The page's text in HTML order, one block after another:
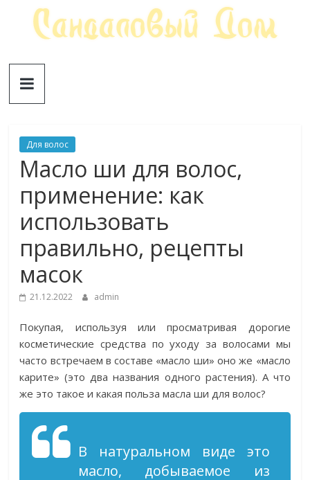
Сандаловый
Для волос
Масло ши для волос,
применение: как
использовать
правильно, рецепты
масок
21.12.2022 admin
Покупая, используя или просматривая дорогие
косметические средства по уходу за волосами мы
часто встречаем в составе «масло ши» оно же «масло
карите» (это два названия одного растения). А что
же это такое и какая польза масла ши для волос?
В натуральном виде это
масло, добываемое из